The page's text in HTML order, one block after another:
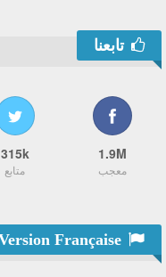
تابعنا
1.9M
معجب
315k
متابع